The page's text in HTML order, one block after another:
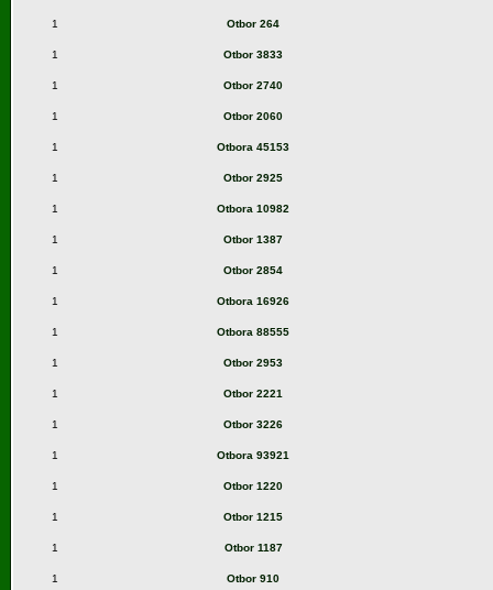
1 Otbor 264
1 Otbor 3833
1 Otbor 2740
1 Otbor 2060
1 Otbora 45153
1 Otbor 2925
1 Otbora 10982
1 Otbor 1387
1 Otbor 2854
1 Otbora 16926
1 Otbora 88555
1 Otbor 2953
1 Otbor 2221
1 Otbor 3226
1 Otbora 93921
1 Otbor 1220
1 Otbor 1215
1 Otbor 1187
1 Otbor 910